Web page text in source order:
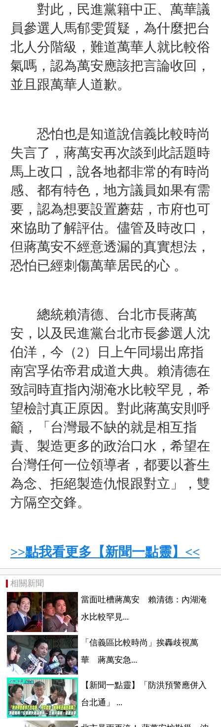
對此，民進黨籍中正、萬華議
員參選人馬郁雯質疑，為什麼把台
北人分階級，難道萬華人就比較俗
氣嗎，認為萬安應該把言論收回，
並且跟萬華人道歉。
恐怕也是知道說信義比較時尚
失言了，蔣萬安再次談到此話題時
馬上改口，說各地都非常的有時尚
感、都有特色，地方議員如果有需
要，認為想要設置蘑菇，市府也可
來協助了解評估。儘管及時改口，
但蔣萬安不經意透漏的真實想法，
恐怕已經刺傷萬華居民的心 。
總統賴清德、台北市長蔣萬
安，以及民進黨台北市長參選人沈
伯洋，今（2）日上午同場出席指
南宮孚佑帝君成道大典。賴清德在
致詞時直指內湖淹水比較罕見，希
望檢討真正原因。對此蔣萬安則呼
籲，「台灣最不缺的就是相互指
責、製造更多的政治口水，希望在
台灣任何一位領導者，都要以蒼生
為念、拒絕製造仇恨跟對立」，雙
方隔空交鋒。
>>點我看更多【新聞一點靈】<<
相關新聞
當面吐槽蔣萬安 賴清德：內湖淹
水比較罕見...
「信義區比較時尚」挨轟歧視萬
華 蔣萬安急...
【新聞一點靈】「防洪預警應併入
台北通」 ...